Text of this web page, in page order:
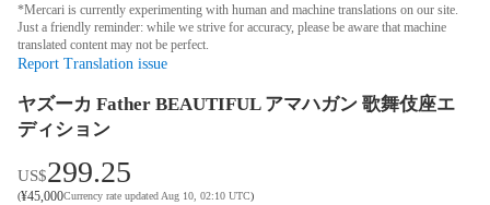
*Mercari is currently experimenting with human and machine translations on our site.
Just a friendly reminder: while we strive for accuracy, please be aware that machine
translated content may not be perfect.
Report Translation issue
ヤズーカ Father BEAUTIFUL アマハガン 歌舞伎座エ
ディション
US$299.25
(¥45,000Currency rate updated Aug 10, 02:10 UTC)